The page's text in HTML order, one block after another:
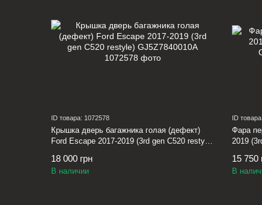
ID товара: 1072578
Крышка дверь багажника голая (дефект)
Ford Escape 2017-2019 (3rd gen C520 restyle)
18 000 грн
В наличии
ID
Фара
2019
15 750
В